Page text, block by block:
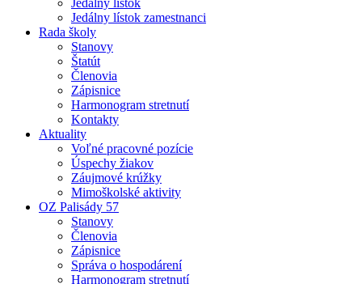
Jedálny lístok
Jedálny lístok zamestnanci
Rada školy
Stanovy
Štatút
Členovia
Zápisnice
Harmonogram stretnutí
Kontakty
Aktuality
Voľné pracovné pozície
Úspechy žiakov
Záujmové krúžky
Mimoškolské aktivity
OZ Palisády 57
Stanovy
Členovia
Zápisnice
Správa o hospodárení
Harmonogram stretnutí